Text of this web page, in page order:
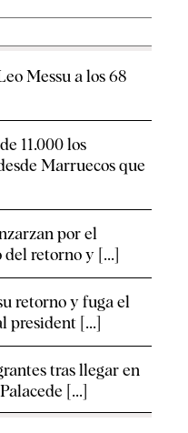
Messu a los 68
11.000 los
Marruecos que
por el
del retorno y [...]
retorno y fuga el
president [...]
tras llegar en
[...]